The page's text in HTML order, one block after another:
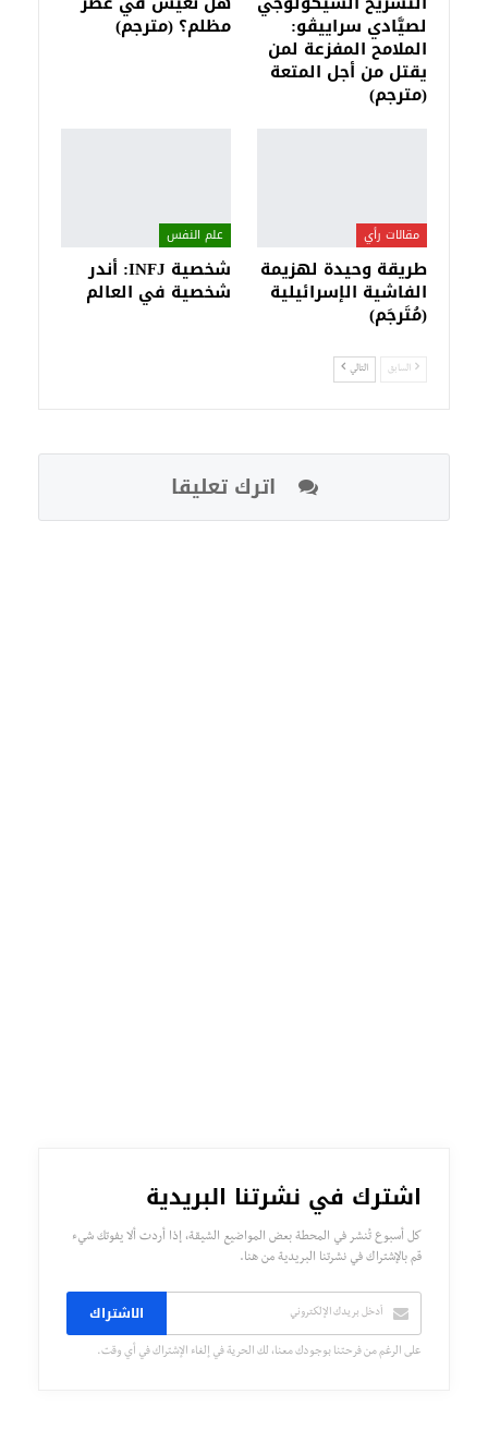
لصيَّادي سراييڤو:
الملامح المفزعة لمن
يقتل من أجل المتعة
(مترجم)
مظلم؟ (مترجم)
مقالات رأي
طريقة وحيدة لهزيمة
الفاشية الإسرائيلية
(مُتَرجَم)
علم النفس
شخصية INFJ: أندر
شخصية في العالم
السابق التالي
اترك تعليقا
اشترك في نشرتنا البريدية
كل أسبوع تُنشر في المحطة بعض المواضيع الشيقة، إذا أردت ألا يفوتك شيء
قم بالإشتراك في نشرتنا البريدية من هنا.
الاشتراك
على الرغم من فرحتنا بوجودك معنا، لك الحرية في إلغاء الإشتراك في أي وقت.